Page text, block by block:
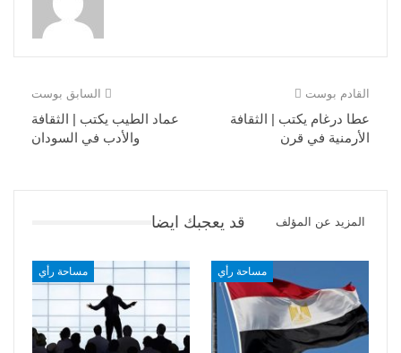
السابق بوست
عماد الطيب يكتب | الثقافة
والأدب في السودان
القادم بوست
عطا درغام يكتب | الثقافة
الأرمنية في قرن
قد يعجبك ايضا المزيد عن المؤلف
مساحة رأي مساحة رأي